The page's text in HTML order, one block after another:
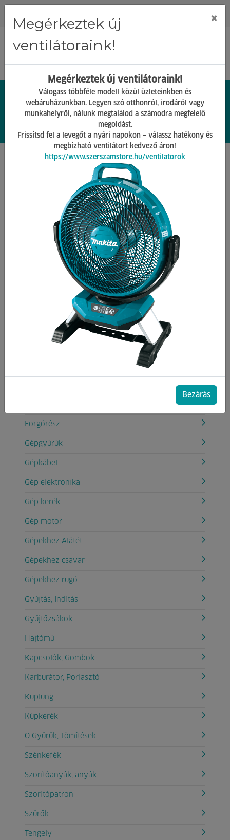
0 0.
Alkatrészek
Vissza
Kategóriák
Csapszeg
Dugattyú, Henger
Forgórész
Gépgyűrűk
Gépkábel
Gép elektronika
Gép kerék
Gép motor
Gépekhez Alátét
Gépekhez csavar
Gépekhez rugó
Gyújtás, Indítás
Gyűjtőzsákok
Hajtómű
Kapcsolók, Gombok
Karburátor, Porlasztó
Kuplung
Kúpkerék
O Gyűrűk, Tömítések
Szénkefék
Szorítóanyák, anyák
Szorítópatron
Szűrők
Tengely
Megérkeztek új
ventilátoraink!
×
Megérkeztek új ventilátoraink!
Válogass többféle modell közül üzleteinkben és
webáruházunkban. Legyen szó otthonról, irodáról vagy
munkahelyről, nálunk megtalálod a számodra megfelelő
megoldást.
Frissítsd fel a levegőt a nyári napokon – válassz hatékony és
megbízható ventilátort kedvező áron!
https://www.szerszamstore.hu/ventilatorok
Bezárás